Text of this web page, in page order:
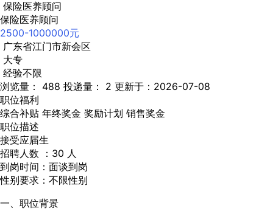
保险医养顾问
保险医养顾问
2500-1000000元
广东省江门市新会区
大专
经验不限
浏览量： 488 投递量： 2 更新于：2026-07-08
职位福利
综合补贴 年终奖金 奖励计划 销售奖金
职位描述
接受应届生
招聘人数 ：30 人
到岗时间：面谈到岗
性别要求：不限性别
一、职位背景